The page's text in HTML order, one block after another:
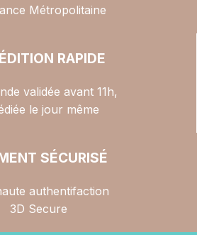
Métropolitaine
RAPIDE
validée avant 11h,
le jour même
SÉCURISÉ
authentifaction
3D Secure